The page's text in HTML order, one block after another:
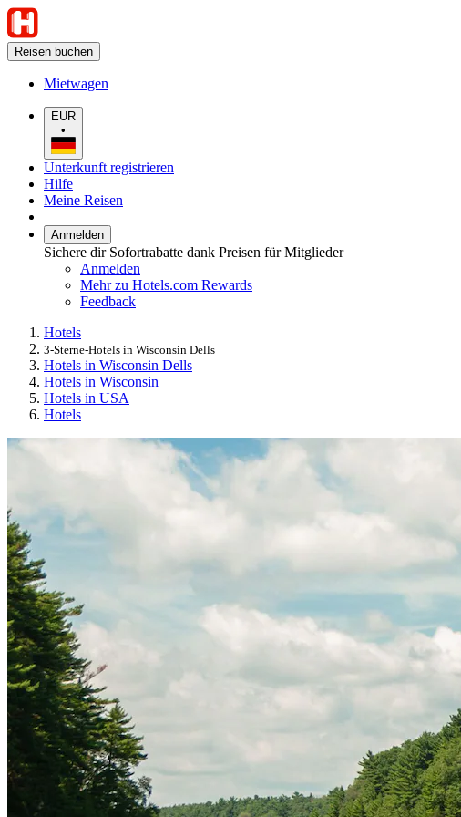
Reisen buchen
Mietwagen
EUR
•
Unterkunft registrieren
Hilfe
Meine Reisen
Anmelden
Sichere dir Sofortrabatte dank Preisen für Mitglieder
Anmelden
Mehr zu Hotels.com Rewards
Feedback
Hotels
3-Sterne-Hotels in Wisconsin Dells
Hotels in Wisconsin Dells
Hotels in Wisconsin
Hotels in USA
Hotels